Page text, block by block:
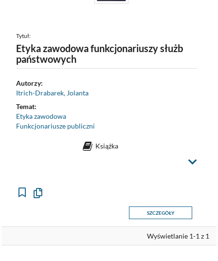
Tytuł:
Etyka zawodowa funkcjonariuszy służb
państwowych
Autorzy:
Itrich-Drabarek, Jolanta
Temat:
Etyka zawodowa
Funkcjonariusze publiczni
Książka
Z
m
Kopiuj
SZCZEGÓŁY
Wyświetlanie 1-1 z 1